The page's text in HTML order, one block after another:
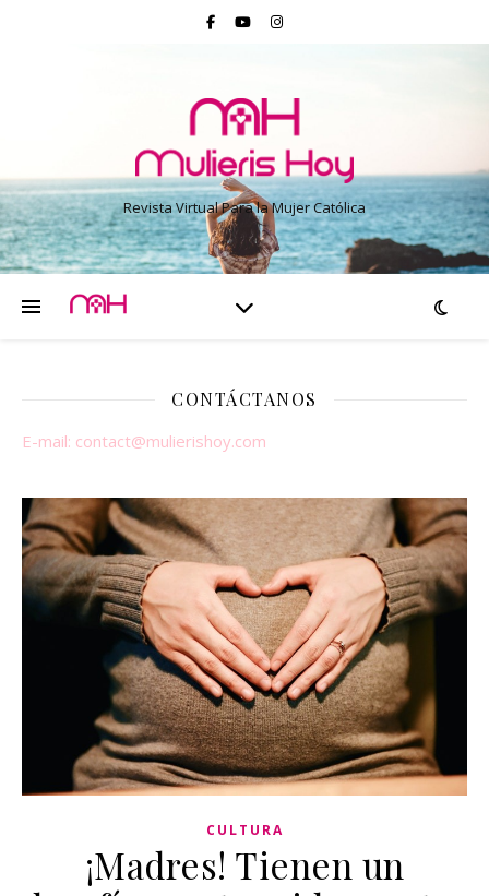
Revista Virtual Para la Mujer Católica
CONTÁCTANOS
E-mail: contact@mulierishoy.com
CULTURA
¡Madres! Tienen un